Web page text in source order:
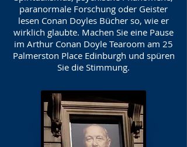
paranormale Forschung oder Geister
lesen Conan Doyles Bücher so, wie er
wirklich glaubte. Machen Sie eine Pause
im Arthur Conan Doyle Tearoom am 25
Palmerston Place Edinburgh und spüren
Sie die Stimmung.